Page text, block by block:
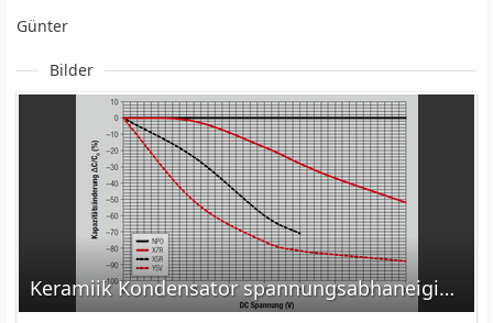
Günter
Bilder
Keramiik Kondensator spannungsabhaneigikeit Würth.png